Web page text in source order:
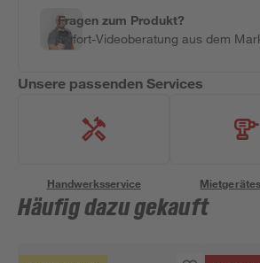
Fragen zum Produkt?
Sofort-Videoberatung aus dem
Unsere passenden Services
Handwerksservice
Häufig dazu gekauft